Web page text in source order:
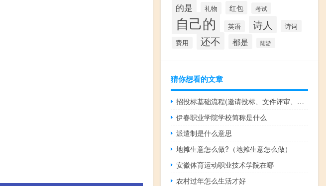
的是 礼物 红包 考试
自己的 英语 诗人 诗词
费用 还不 都是 陆游
猜你想看的文章
招投标基础流程(邀请投标、文件评审、合同签订、验收和支付)
伊春职业学院学校简称是什么
派遣制是什么意思
地摊生意怎么做?（地摊生意怎么做）
安徽体育运动职业技术学院在哪
农村过年怎么生活才好